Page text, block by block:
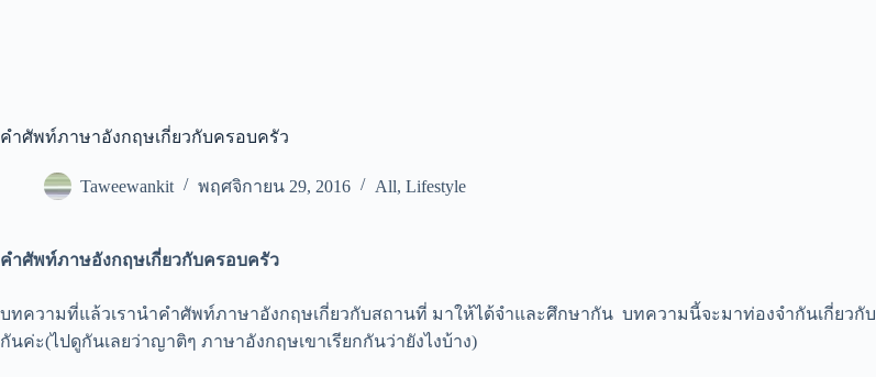
คําศัพท์ภาษาอังกฤษเกี่ยวกับครอบครัว
Taweewankit พฤศจิกายน 29, 2016 All, Lifestyle
คำศัพท์ภาษอังกฤษเกี่ยวกับครอบครัว
บทความที่แล้วเรานำคำศัพท์ภาษาอังกฤษเกี่ยวกับสถานที่ มาให้ได้จำและศึกษากัน บทความนี้จะมาท่องจำกันเกี่ยวกับ
กันค่ะ(ไปดูกันเลยว่าญาติๆ ภาษาอังกฤษเขาเรียกกันว่ายังไงบ้าง)